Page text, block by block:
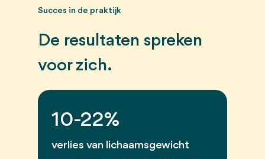
Succes in de praktijk
De resultaten spreken
voor zich.
10-22%
verlies van lichaamsgewicht